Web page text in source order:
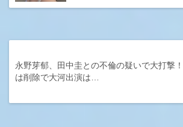
永野芽郁、田中圭との不倫の疑いで大打撃
は削除で大河出演は…